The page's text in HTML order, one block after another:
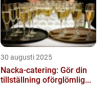
30 augusti 2025
Nacka-catering: Gör din
tillställning oförglömlig...